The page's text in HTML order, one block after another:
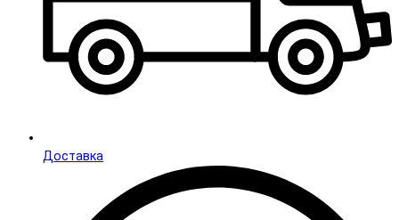
Доставка